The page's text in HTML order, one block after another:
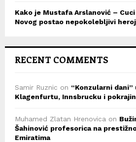
Kako je Mustafa Arslanović –
Novog postao nepokolebljivi
RECENT COMMENTS
Samir Ruznic on “Konzularni dani”
Klagenfurtu, Innsbrucku i
Muhamed Zlatan Hrenovica on
Šahinović profesorica na
Emiratima